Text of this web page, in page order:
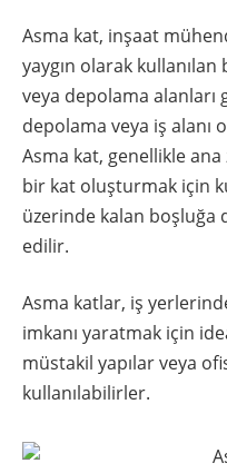
Asma kat, inşaat
yaygın olarak
veya depolama alanları
depolama veya iş alanı
Asma kat, genellikle
bir kat oluşturmak için
üzerinde kalan boşluğa
edilir.
Asma katlar, iş
imkanı yaratmak için
müstakil yapılar veya
kullanılabilirler.